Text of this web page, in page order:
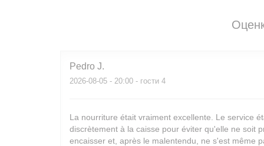
Pedro J
2026-08-05 - 20:00 - гости 4
La nourriture était vraiment excellente. Le service
discrètement à la caisse pour éviter qu'elle ne soit
encaisser et, après le malentendu, ne s'est même